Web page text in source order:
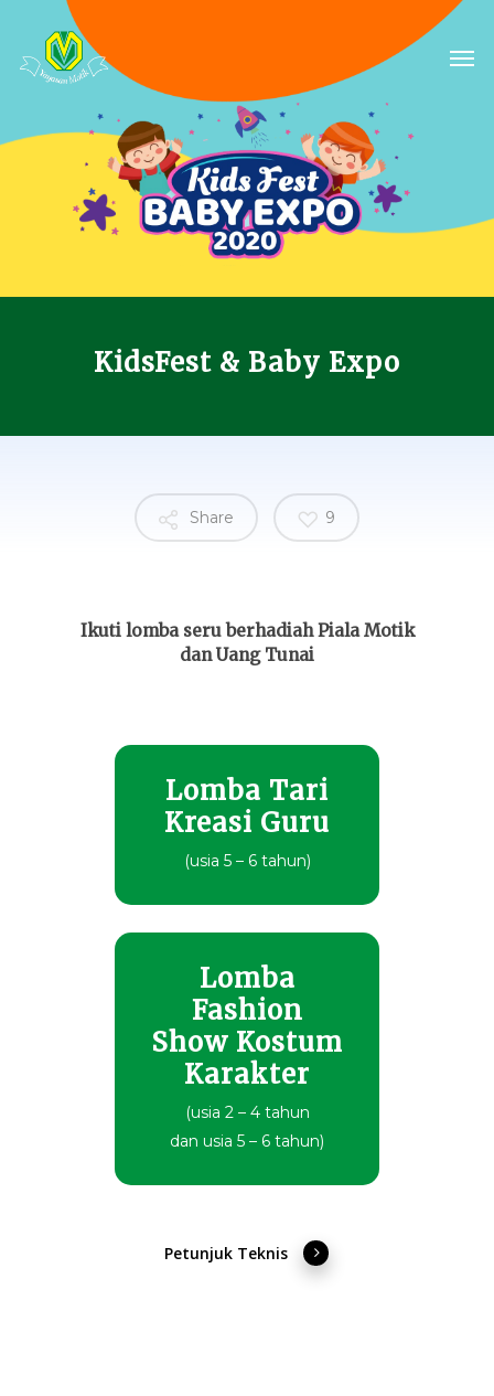
main
KidsFest & Baby Expo
Share 9
Ikuti lomba seru berhadiah Piala Motik
dan Uang Tunai
Lomba Tari
Kreasi Guru
(usia 5 – 6 tahun)
Lomba
Fashion
Show Kostum
Karakter
(usia 2 – 4 tahun
dan usia 5 – 6 tahun)
Petunjuk Teknis